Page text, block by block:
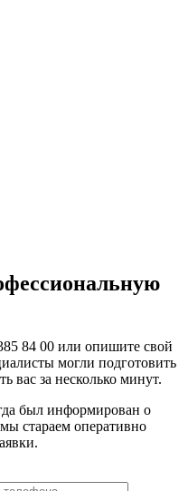
84 00 или опишите свой
могли подготовить
вас за несколько минут.
был информирован о
стараем оперативно